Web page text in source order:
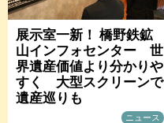
展示室一新！ 橋野鉄鉱
山インフォセンター 世
界遺産価値より分かりや
すく 大型スクリーンで
遺産巡りも
ニュース